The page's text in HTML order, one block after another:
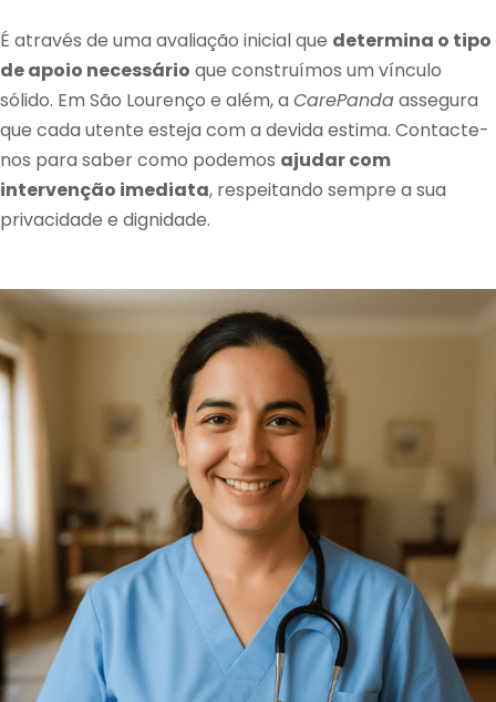
É através de uma avaliação inicial que determina o tipo
de apoio necessário que construímos um vínculo
sólido. Em São Lourenço e além, a CarePandaassegura
que cada utente esteja com a devida estima. Contacte-
nos para saber como podemos ajudar com
intervenção imediata, respeitando sempre a sua
privacidade e dignidade.